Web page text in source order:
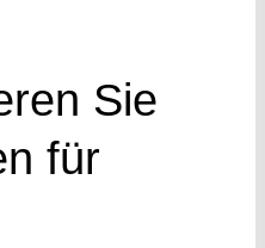
Sie
für